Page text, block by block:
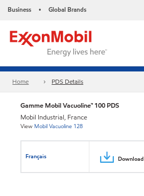
Business • Global Brands
Home PDS Details
Gamme Mobil Vacuoline™ 100 PDS
Mobil Industrial, France
View Mobil Vacuoline 128
Français Download